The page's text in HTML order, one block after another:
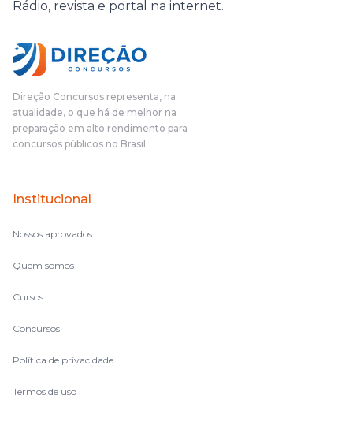
Rádio, revista e portal na internet.
Direção Concursos representa, na
atualidade, o que há de melhor na
preparação em alto rendimento para
concursos públicos no Brasil.
Institucional
Nossos aprovados
Quem somos
Cursos
Concursos
Política de privacidade
Termos de uso